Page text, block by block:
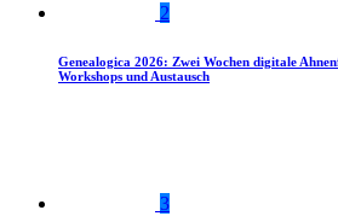
2
Genealogica 2026: Zwei Wochen digitale
Workshops und Austausch
3